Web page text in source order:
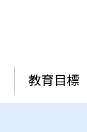
教育目標